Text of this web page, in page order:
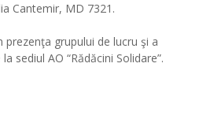
Cantemir, MD 7321.
grupului de lucru şi a
sediul AO “Rădăcini Solidare”.